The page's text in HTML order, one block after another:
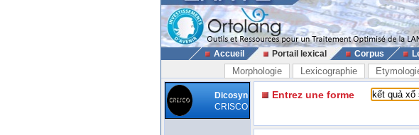
Accueil Portail lexical Corpus
Morphologie Lexicographie
Dicosyn
CRISCO
Entrez une forme